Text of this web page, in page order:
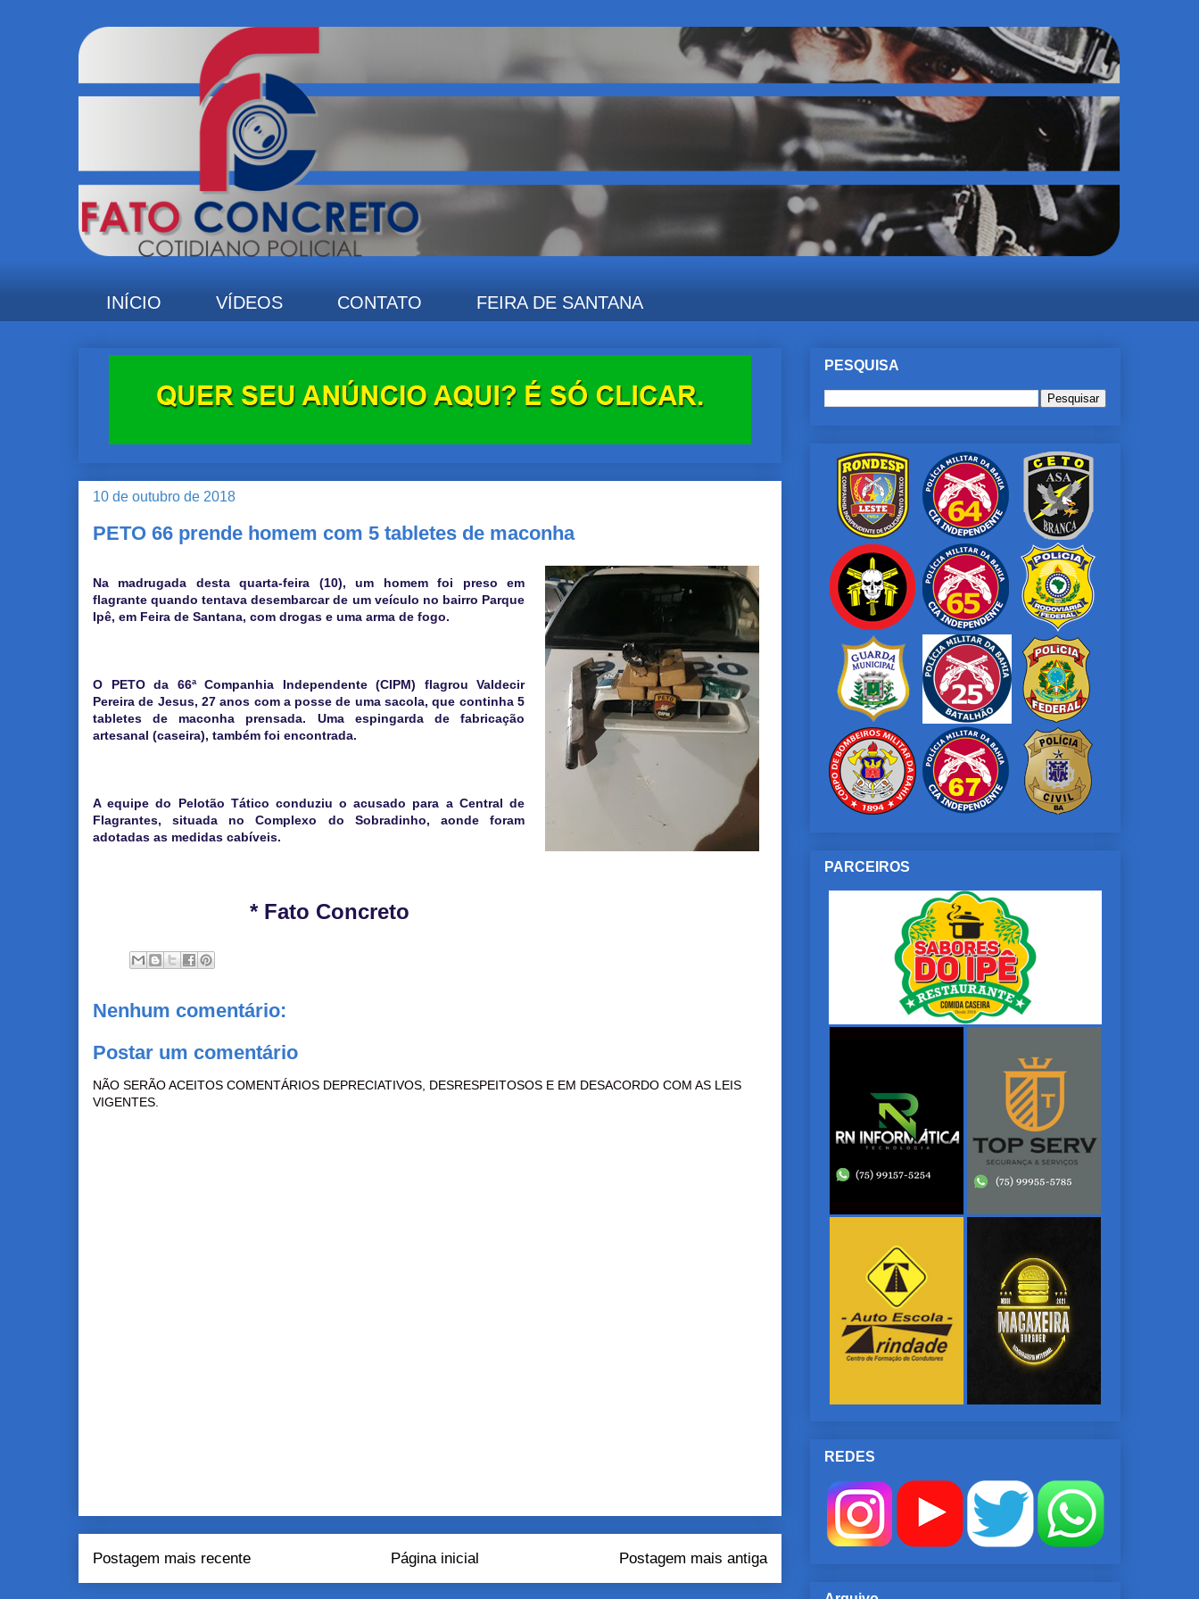
INÍCIO VÍDEOS CONTATO FEIRA DE SANTANA
10 de outubro de 2018
PETO 66 prende homem com 5 tabletes de maconha
Na madrugada desta quarta-feira (10), um homem foi preso em
flagrante quando tentava desembarcar de um veículo no bairro Parque
Ipê, em Feira de Santana, com drogas e uma arma de fogo.
O PETO da 66ª Companhia Independente (CIPM) flagrou Valdecir
Pereira de Jesus, 27 anos com a posse de uma sacola, que continha 5
tabletes de maconha prensada. Uma espingarda de fabricação
artesanal (caseira), também foi encontrada.
A equipe do Pelotão Tático conduziu o acusado para a Central de
Flagrantes, situada no Complexo do Sobradinho, aonde foram
adotadas as medidas cabíveis.
* Fato Concreto
Nenhum comentário:
Postar um comentário
NÃO SERÃO ACEITOS COMENTÁRIOS DEPRECIATIVOS, DESRESPEITOSOS E EM DESACORDO COM AS LEIS
VIGENTES.
Postagem mais recente Postagem mais antiga
Página inicial
PESQUISA
PARCEIROS
REDES